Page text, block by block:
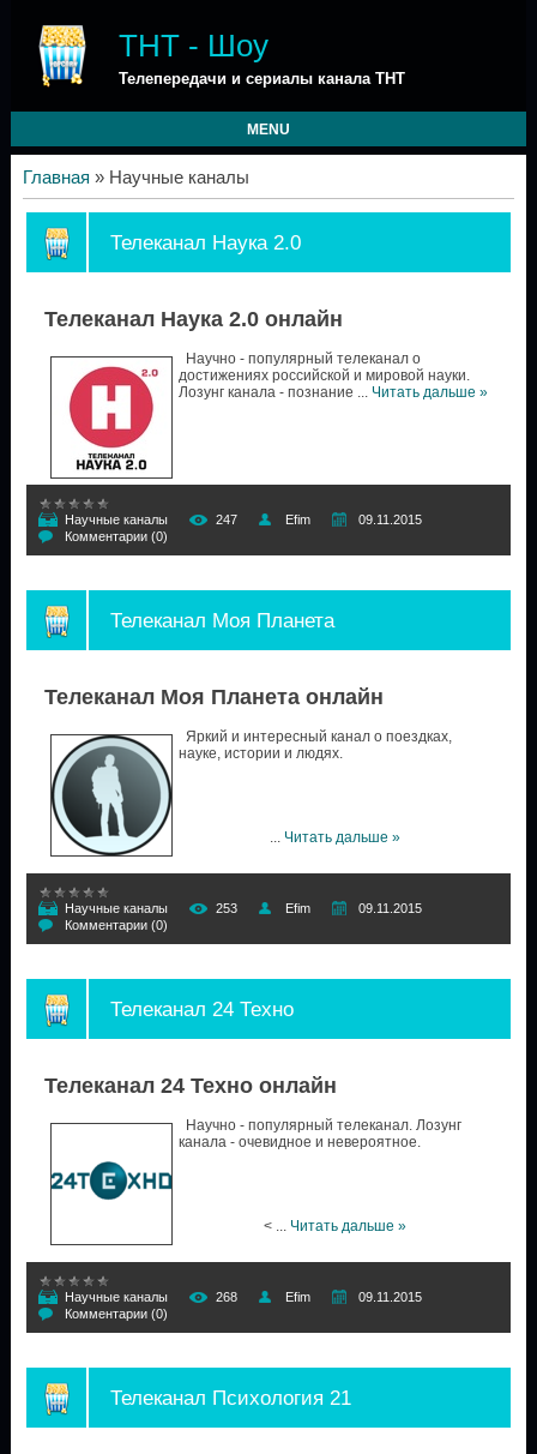
ТНТ - Шоу
Телепередачи и сериалы канала ТНТ
MENU
Главная » Научные каналы
Телеканал Наука 2.0
Телеканал Наука 2.0 онлайн
Научно - популярный телеканал о
достижениях российской и мировой науки.
Лозунг канала - познание ... Читать дальше »
Научные каналы 247 Efim
09.11.2015
Комментарии (0)
Телеканал Моя Планета
Телеканал Моя Планета онлайн
Яркий и интересный канал о поездках,
науке, истории и людях.
... Читать дальше »
Научные каналы 253 Efim
09.11.2015
Комментарии (0)
Телеканал 24 Техно
Телеканал 24 Техно онлайн
Научно - популярный телеканал. Лозунг
канала - очевидное и невероятное.
< ... Читать дальше »
Научные каналы 268 Efim
09.11.2015
Комментарии (0)
Телеканал Психология 21